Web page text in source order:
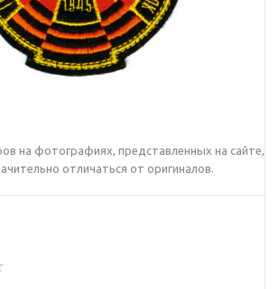
на фотографиях, представленных на сайте,
отличаться от оригиналов.